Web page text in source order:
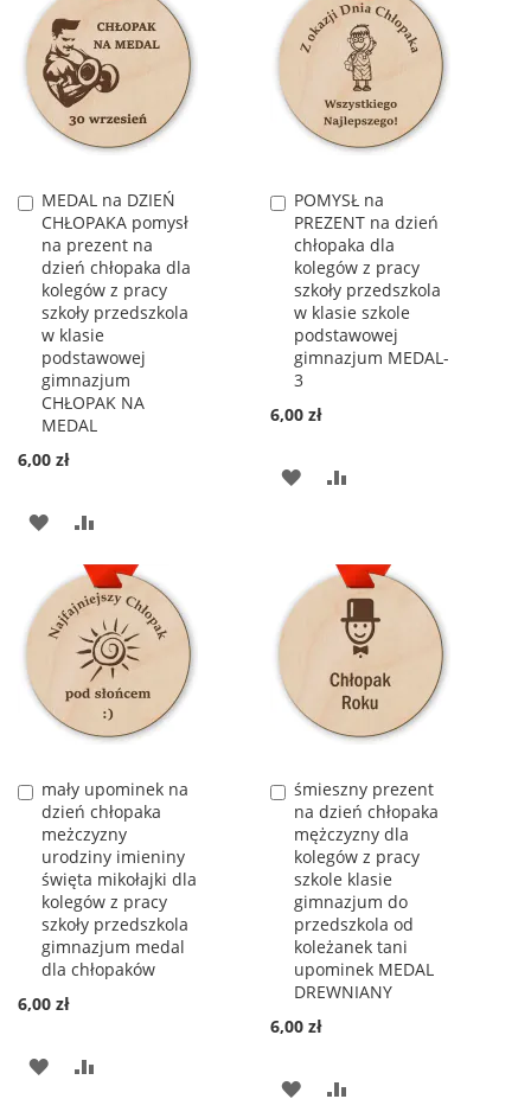
MEDAL na DZIEŃ
CHŁOPAKA pomysł
na prezent na
dzień chłopaka dla
kolegów z pracy
szkoły przedszkola
w klasie
podstawowej
gimnazjum
CHŁOPAK NA
MEDAL
6,00 zł
Dodaj
do
koszyka
DODAJ
LISTY
ŻYCZEŃ
POMYSŁ na
PREZENT na dzień
chłopaka dla
kolegów z pracy
szkoły przedszkola
w klasie szkole
podstawowej
gimnazjum MEDAL-
3
6,00 zł
Dodaj
do
koszyka
DODAJ
ŻYCZEŃ
mały upominek na
dzień chłopaka
meżczyzny
urodziny imieniny
święta mikołajki dla
kolegów z pracy
szkoły przedszkola
gimnazjum medal
dla chłopaków
6,00 zł
Dodaj
do
koszyka
DODAJ
śmieszny prezent
na dzień chłopaka
mężczyzny dla
kolegów z pracy
szkole klasie
gimnazjum do
przedszkola od
koleżanek tani
upominek MEDAL
DREWNIANY
6,00 zł
Dodaj
do
koszyka
DODAJ